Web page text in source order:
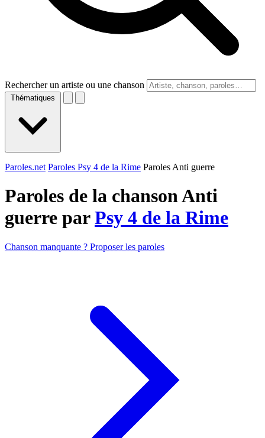
Rechercher un artiste ou une chanson
Thématiques
Paroles.net Paroles Psy 4 de la Rime Paroles Anti guerre
Paroles de la chanson Anti
guerre parPsy 4 de la Rime
Chanson manquante ? Proposer les paroles